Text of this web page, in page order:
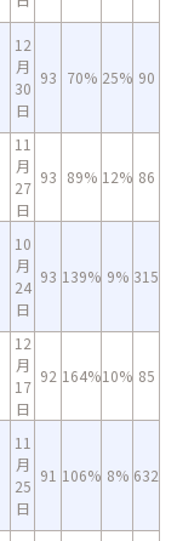
12
月
30
日
93 70% 25% 90
11
月
27
日
93 89% 12% 86
10
月
24
日
93 139% 9% 315
12
月
17
日
92 164%10% 85
11
月
25
日
91 106% 8% 632